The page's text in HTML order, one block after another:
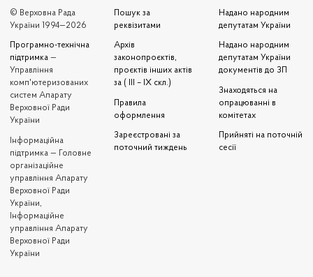
© Верховна Рада
України 1994—2026
Програмно-технічна
підтримка —
Управління
комп'ютеризованих
систем Апарату
Верховної Ради
України
Iнформаційна
підтримка — Головне
організаційне
управління Апарату
Верховної Ради
України,
Інформаційне
управління Апарату
Верховної Ради
України
Пошук за
реквізитами
Архів
законопроєктів,
проєктів інших актів
за ( III – IX скл.)
Правила
оформлення
Зареєстровані за
поточний тиждень
Надано народним
депутатам України
Надано народним
депутатам України
документів до ЗП
Знаходяться на
опрацюванні в
комітетах
Прийняті на поточній
сесії